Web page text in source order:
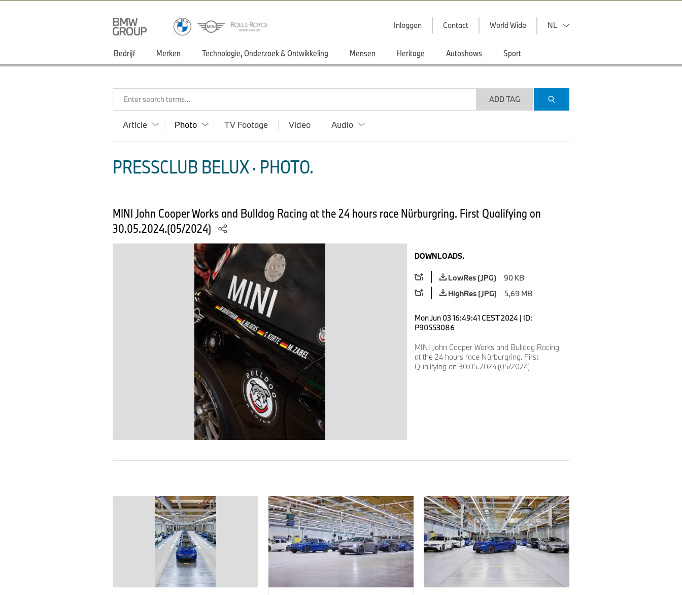
Inloggen Contact World Wide NL
Bedrijf Merken Technologie, Onderzoek & Ontwikkeling Mensen Heritage Autoshows Sport
Enter search terms... ADD TAG
Article Photo TV Footage Video Audio
PRESSCLUB BELUX · PHOTO.
MINI John Cooper Works and Bulldog Racing at the 24 hours race Nürburgring. First Qualifying on
30.05.2024.(05/2024)
DOWNLOADS.
LowRes (JPG)
90 KB
HighRes (JPG)
5,69 MB
Mon Jun 03 16:49:41 CEST 2024 | ID:
P90553086
MINI John Cooper Works and Bulldog Racing
at the 24 hours race Nürburgring. First
Qualifying on 30.05.2024.(05/2024)